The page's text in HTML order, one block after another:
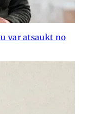
var atsaukt no